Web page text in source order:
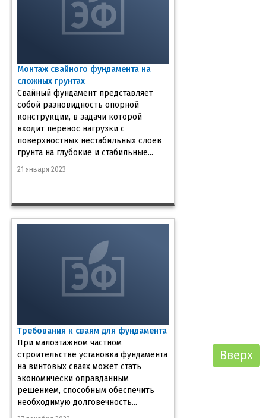
Монтаж свайного фундамента на
сложных грунтах
Свайный фундамент представляет
собой разновидность опорной
конструкции, в задачи которой
входит перенос нагрузки с
поверхностных нестабильных слоев
грунта на глубокие и стабильные...
21 января 2023
Требования к сваям для фундамента
При малоэтажном частном
строительстве установка фундамента
на винтовых сваях может стать
экономически оправданным
решением, способным обеспечить
необходимую долговечность...
Вверх